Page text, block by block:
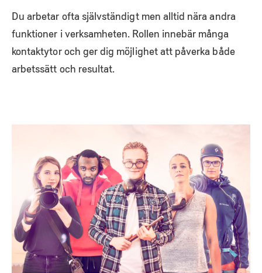
Du arbetar ofta självständigt men alltid nära andra
funktioner i verksamheten. Rollen innebär många
kontaktytor och ger dig möjlighet att påverka både
arbetssätt och resultat.